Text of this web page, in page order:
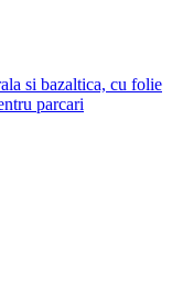
si bazaltica, cu folie
parcari